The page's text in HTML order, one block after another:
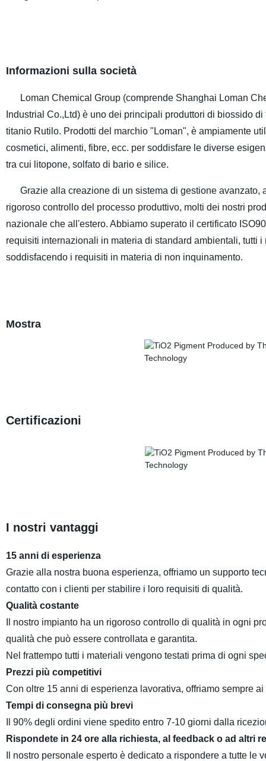
Informazioni sulla società
Loman Chemical Group (comprende Shanghai Loman
Industrial Co.,Ltd) è uno dei principali produttori di biossido
titanio Rutilo. Prodotti del marchio "Loman", è ampiamente
cosmetici, alimenti, fibre, ecc. per soddisfare le diverse
tra cui litopone, solfato di bario e silice.
Grazie alla creazione di un sistema di gestione avanzato,
rigoroso controllo del processo produttivo, molti dei nostri
nazionale che all'estero. Abbiamo superato il certificato
requisiti internazionali in materia di standard ambientali, tutti
soddisfacendo i requisiti in materia di non inquinamento.
Mostra
Certificazioni
I nostri vantaggi
15 anni di esperienza
Grazie alla nostra buona esperienza, offriamo un supporto
contatto con i clienti per stabilire i loro requisiti di qualità.
Qualità costante
Il nostro impianto ha un rigoroso controllo di qualità in ogni
qualità che può essere controllata e garantita.
Nel frattempo tutti i materiali vengono testati prima di ogni
Prezzi più competitivi
Con oltre 15 anni di esperienza lavorativa, offriamo sempre
Tempi di consegna più brevi
Il 90% degli ordini viene spedito entro 7-10 giorni dalla
Rispondete in 24 ore alla richiesta, al feedback o ad altri
Il nostro personale esperto è dedicato a rispondere a tutte